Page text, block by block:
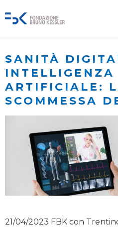
SANITÀ
INTELLIGENZA
ARTIFICIALE:
SCOMMESSA
21/04/2023 FBK con